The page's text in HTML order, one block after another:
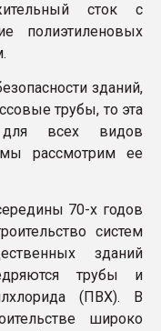
сток с
полиэтиленовых
зданий,
трубы, то эта
для всех видов
рассмотрим ее
70-х годов
систем
зданий
трубы и
(ПВХ). В
широко